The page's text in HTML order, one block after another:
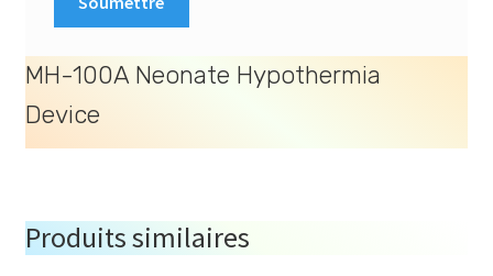
MH-100A Neonate Hypothermia
Device
Produits similaires